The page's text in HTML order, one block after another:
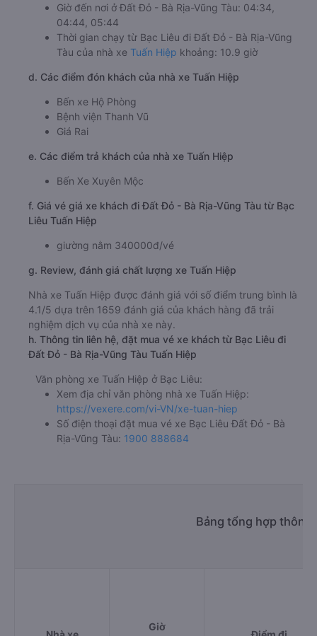
Giờ đến nơi ở Đất Đỏ - Bà Rịa-Vũng Tàu: 04:34,
04:44, 05:44
Thời gian chạy từ Bạc Liêu đi Đất Đỏ - Bà Rịa-Vũng
Tàu của nhà xe Tuấn Hiệp khoảng: 10.9 giờ
d. Các điểm đón khách của nhà xe Tuấn Hiệp
Bến xe Hộ Phòng
Bệnh viện Thanh Vũ
Giá Rai
e. Các điểm trả khách của nhà xe Tuấn Hiệp
Bến Xe Xuyên Mộc
f. Giá vé giá xe khách đi Đất Đỏ - Bà Rịa-Vũng Tàu từ Bạc
Liêu Tuấn Hiệp
giường nằm 340000đ/vé
g. Review, đánh giá chất lượng xe Tuấn Hiệp
Nhà xe Tuấn Hiệp được đánh giá với số điểm trung bình là
4.1/5 dựa trên 1659 đánh giá của khách hàng đã trải
nghiệm dịch vụ của nhà xe này.
h. Thông tin liên hệ, đặt mua vé xe khách từ Bạc Liêu đi
Đất Đỏ - Bà Rịa-Vũng Tàu Tuấn Hiệp
Văn phòng xe Tuấn Hiệp ở Bạc Liêu:
Xem địa chỉ văn phòng nhà xe Tuấn Hiệp:
https://vexere.com/vi-VN/xe-tuan-hiep
Số điện thoại đặt mua vé xe Bạc Liêu Đất Đỏ - Bà
Rịa-Vũng Tàu: 1900 888684
Bảng tổng hợp
Giờ